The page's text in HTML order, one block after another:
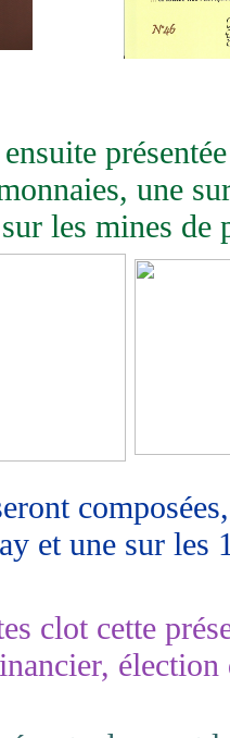
une
les mines de
et une sur les
clot cette
élection